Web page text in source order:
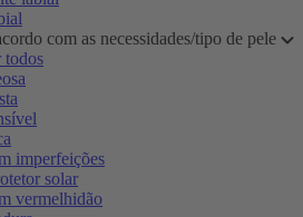
com as necessidades/tipo de pele
todos
imperfeições
solar
vermelhidão